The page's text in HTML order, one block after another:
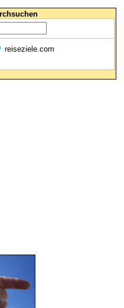
reiseziele.com